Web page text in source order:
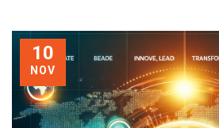
10
NOV